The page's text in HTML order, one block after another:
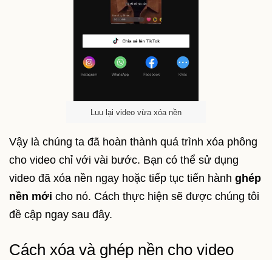
Luu lại video vừa xóa nền
Vậy là chúng ta đã hoàn thành quá trình xóa phông
cho video chỉ với vài bước. Bạn có thể sử dụng
video đã xóa nền ngay hoặc tiếp tục tiến hành ghép
nền mới cho nó. Cách thực hiện sẽ được chúng tôi
đề cập ngay sau đây.
Cách xóa và ghép nền cho video